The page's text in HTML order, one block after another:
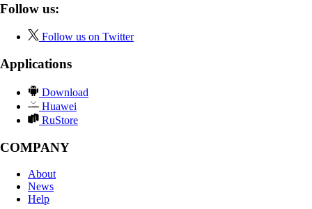
Follow us:
Follow us on Twitter
Applications
Download
Huawei
RuStore
COMPANY
About
News
Help